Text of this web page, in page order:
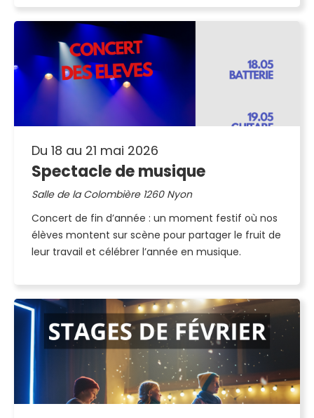
Du 18 au 21 mai 2026
Spectacle de musique
Salle de la Colombière 1260 Nyon
Concert de fin d’année : un moment festif où nos
élèves montent sur scène pour partager le fruit de
leur travail et célébrer l’année en musique.